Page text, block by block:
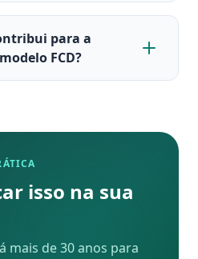
para a
FCD?
isso na sua
mais de 30 anos para